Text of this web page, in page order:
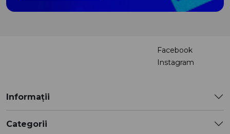
Facebook
Instagram
Informații
Categorii